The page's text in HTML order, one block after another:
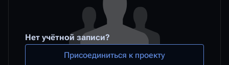
Нет учётной записи?
Присоединиться к проекту